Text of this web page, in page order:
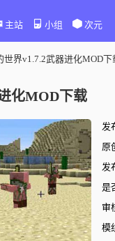
主站 小组 次元
世界v1.7.2武器进化MOD下
化MOD下载
发
原
发
是
审
模